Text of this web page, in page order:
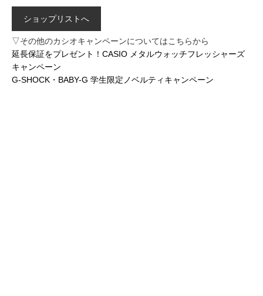
ショップリストへ
▽その他のカシオキャンペーンについてはこちらから
延長保証をプレゼント！CASIO メタルウォッチフレッシャーズ
キャンペーン
G-SHOCK・BABY-G 学生限定ノベルティキャンペーン